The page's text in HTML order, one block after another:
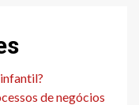
de negócios